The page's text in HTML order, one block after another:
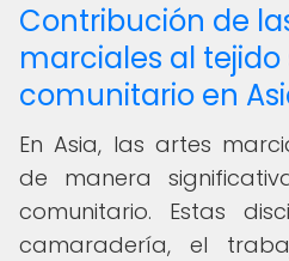
Contribución de
marciales al tejido
comunitario en
En Asia, las artes
de manera
comunitario. Estas
camaradería, el